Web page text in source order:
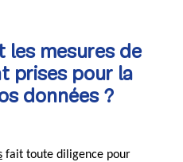
les mesures de
prises pour la
données ?
fait toute diligence pour